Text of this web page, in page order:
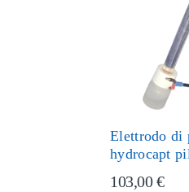
Elettrodo di
hydrocapt
103,00 €